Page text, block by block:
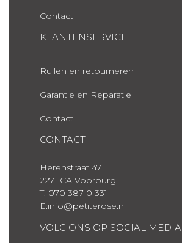
Contact
KLANTENSERVICE
Ruilen en retourneren
Garantie en Reparatie
Contact
CONTACT
Herenstraat 47
2271 CA Voorburg
T: 070 387 0 331
E:info@petiterose.nl
VOLG ONS OP SOCIAL MEDIA